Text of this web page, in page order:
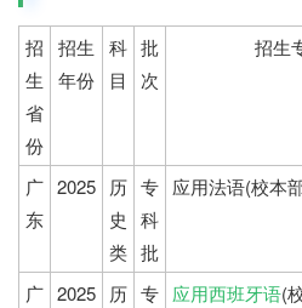
招
生
省
份
招生
年份
科
目
批
次
招生
广
东
2025 历
史
类
专
科
批
应用法语(校本
广 2025 历 专 应用西班牙语(